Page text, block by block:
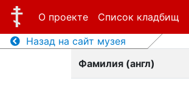
О проекте Список кладбищ
Назад на сайт музея
Фамилия (англ)